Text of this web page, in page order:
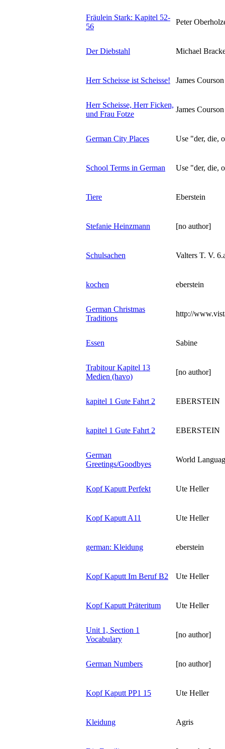
Fräulein Stark: Kapitel 52-
56
Peter
Der Diebstahl Michael
Herr Scheisse ist Scheisse! James Courson
Herr Scheisse, Herr Ficken,
und Frau Fotze
James Courson
German City Places Use "der, die,
School Terms in German Use "der, die,
Tiere Eberstein
Stefanie Heinzmann [no author]
Schulsachen Valters T. V.
kochen eberstein
German Christmas
Traditions
http://
Essen Sabine
Trabitour Kapitel 13
Medien (havo)
[no author]
kapitel 1 Gute Fahrt 2 EBERSTEIN
kapitel 1 Gute Fahrt 2 EBERSTEIN
German
Greetings/Goodbyes
World
Kopf Kaputt Perfekt Ute Heller
Kopf Kaputt A11 Ute Heller
german: Kleidung eberstein
Kopf Kaputt Im Beruf B2 Ute Heller
Kopf Kaputt Präteritum Ute Heller
Unit 1, Section 1
Vocabulary
[no author]
German Numbers [no author]
Kopf Kaputt PP1 15 Ute Heller
Kleidung Agris